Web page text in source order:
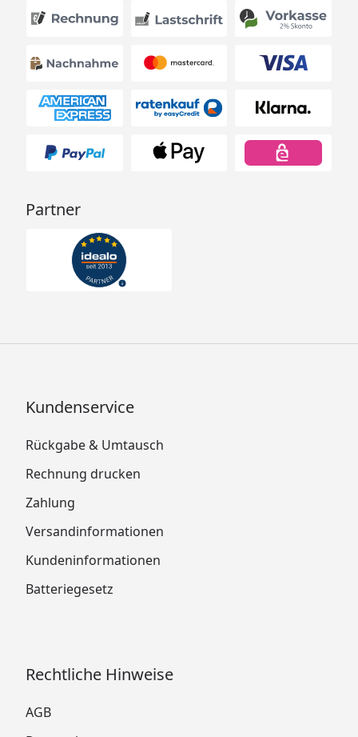
Partner
Kundenservice
Rückgabe & Umtausch
Rechnung drucken
Zahlung
Versandinformationen
Kundeninformationen
Batteriegesetz
Rechtliche Hinweise
AGB